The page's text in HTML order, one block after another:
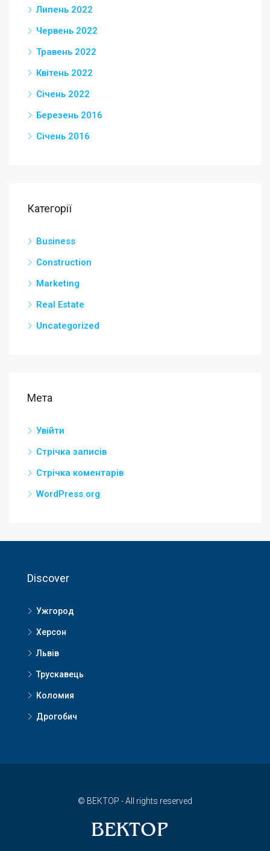
Липень 2022
Червень 2022
Травень 2022
Квітень 2022
Січень 2022
Березень 2016
Січень 2016
Категорії
Business
Construction
Marketing
Real Estate
Uncategorized
Мета
Увійти
Стрічка записів
Стрічка коментарів
WordPress.org
Discover
Ужгород
Херсон
Львів
Трускавець
Коломия
Дрогобич
© ВЕКТОР - All rights reserved